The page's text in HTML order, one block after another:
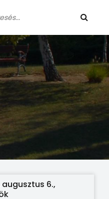
augusztus 6.,